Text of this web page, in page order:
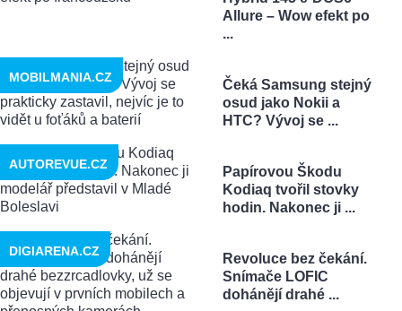
Allure – Wow efekt po
...
Čeká Samsung stejný
osud jako Nokii a
HTC? Vývoj se ...
MOBILMANIA.CZ
Papírovou Škodu
Kodiaq tvořil stovky
hodin. Nakonec ji ...
AUTOREVUE.CZ
Revoluce bez čekání.
Snímače LOFIC
dohánějí drahé ...
DIGIARENA.CZ